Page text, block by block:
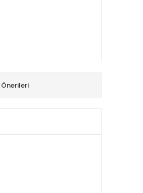
Önerileri